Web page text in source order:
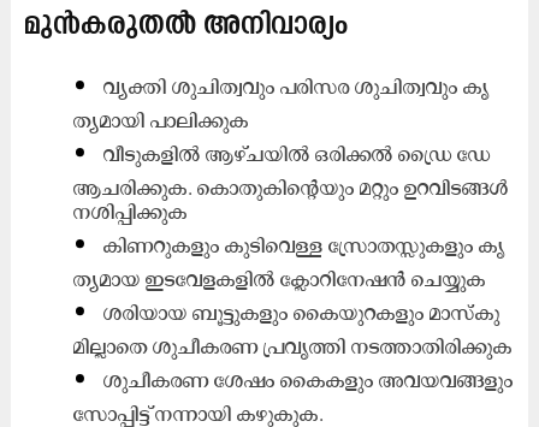
മു​ൻ​ക​രു​ത​ൽ അ​നി​വാ​ര്യം
വ്യ​ക്തി ശു​ചി​ത്വ​വും പ​രി​സ​ര ശു​ചി​ത്വ​വും കൃ​
ത്യ​മാ​യി പാ​ലി​ക്കു​ക
വീ​ടു​ക​ളി​ൽ ആ​ഴ്ച​യി​ൽ ഒ​രി​ക്ക​ൽ ഡ്രൈ ​ഡേ
ആ​ച​രി​ക്കു​ക. കൊ​തു​കി​ന്റെ​യും മ​റ്റും ഉ​റ​വി​ട​ങ്ങ​ൾ
ന​ശി​പ്പി​ക്കു​ക
കി​ണ​റു​ക​ളും കു​ടി​വെ​ള്ള സ്രോ​ത​സ്സു​ക​ളും കൃ​
ത്യ​മാ​യ ഇ​ട​വേ​ള​ക​ളി​ൽ ക്ലോ​റി​നേ​ഷ​ൻ ചെ​യ്യു​ക
ശ​രി​യാ​യ ബൂ​ട്ടു​ക​ളും കൈ​യു​റ​ക​ളും മാ​സ്കു​
മി​ല്ലാ​തെ ശു​ചീ​ക​ര​ണ പ്ര​വൃ​ത്തി ന​ട​ത്താ​തി​രി​ക്കു​ക
ശു​ചീ​ക​ര​ണ ശേ​ഷം കൈ​ക​ളും അ​വ​യ​വ​ങ്ങ​ളും
സോ​പ്പി​ട്ട് ന​ന്നാ​യി ക​ഴു​കു​ക.